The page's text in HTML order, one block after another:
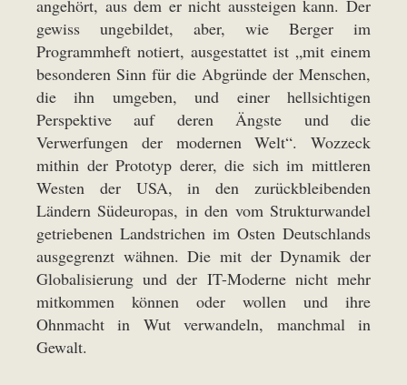
angehört, aus dem er nicht aussteigen kann. Der
gewiss ungebildet, aber, wie Berger im
Programmheft notiert, ausgestattet ist „mit einem
besonderen Sinn für die Abgründe der Menschen,
die ihn umgeben, und einer hellsichtigen
Perspektive auf deren Ängste und die
Verwerfungen der modernen Welt“. Wozzeck
mithin der Prototyp derer, die sich im mittleren
Westen der USA, in den zurückbleibenden
Ländern Südeuropas, in den vom Strukturwandel
getriebenen Landstrichen im Osten Deutschlands
ausgegrenzt wähnen. Die mit der Dynamik der
Globalisierung und der IT-Moderne nicht mehr
mitkommen können oder wollen und ihre
Ohnmacht in Wut verwandeln, manchmal in
Gewalt.